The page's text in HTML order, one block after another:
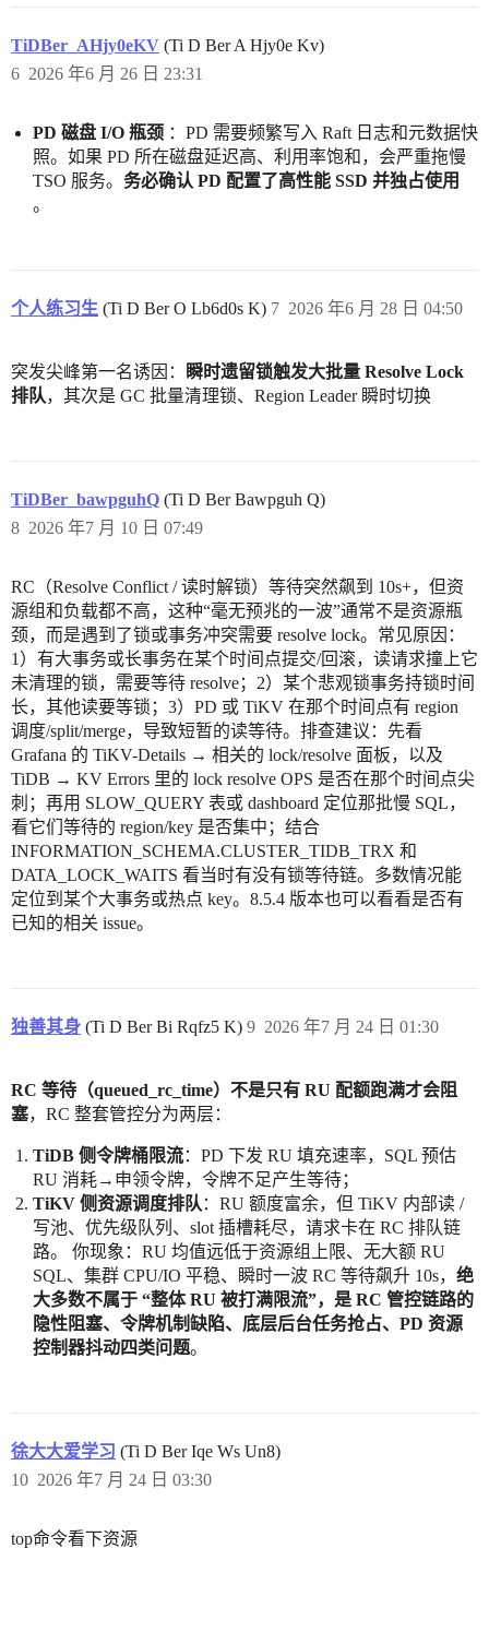
TiDBer_AHjy0eKV (Ti D Ber A Hjy0e Kv)
2026 年6 月 26 日 23:31
6
PD 磁盘 I/O 瓶颈 ：PD 需要频繁写入 Raft 日志和元数据快
照。如果 PD 所在磁盘延迟高、利用率饱和，会严重拖慢
TSO 服务。 务必确认 PD 配置了高性能 SSD 并独占使用
。
个人练习生 (Ti D Ber O Lb6d0s K) 2026 年6 月 28 日 04:50
7
突发尖峰第一名诱因：
瞬时遗留锁触发大批量 Resolve Lock
排队，其次是 GC 批量清理锁、Region Leader 瞬时切换
TiDBer_bawpguhQ (Ti D Ber Bawpguh Q)
2026 年7 月 10 日 07:49
8
RC（Resolve Conflict / 读时解锁）等待突然飙到 10s+，但资
源组和负载都不高，这种“毫无预兆的一波”通常不是资源瓶
颈，而是遇到了锁或事务冲突需要 resolve lock。常见原因：
1）有大事务或长事务在某个时间点提交/回滚，读请求撞上它
未清理的锁，需要等待 resolve；2）某个悲观锁事务持锁时间
长，其他读要等锁；3）PD 或 TiKV 在那个时间点有 region
调度/split/merge，导致短暂的读等待。排查建议：先看
Grafana 的 TiKV-Details → 相关的 lock/resolve 面板，以及
TiDB → KV Errors 里的 lock resolve OPS 是否在那个时间点尖
刺；再用 SLOW_QUERY 表或 dashboard 定位那批慢 SQL，
看它们等待的 region/key 是否集中；结合
INFORMATION_SCHEMA.CLUSTER_TIDB_TRX 和
DATA_LOCK_WAITS 看当时有没有锁等待链。多数情况能
定位到某个大事务或热点 key。8.5.4 版本也可以看看是否有
已知的相关 issue。
独善其身 (Ti D Ber Bi Rqfz5 K) 2026 年7 月 24 日 01:30
9
RC 等待（queued_rc_time）不是只有 RU 配额跑满才会阻
塞，RC 整套管控分为两层：
TiDB 侧令牌桶限流：PD 下发 RU 填充速率，SQL 预估
RU 消耗→申领令牌，令牌不足产生等待；
TiKV 侧资源调度排队 ：RU 额度富余，但 TiKV 内部读 /
写池、优先级队列、slot 插槽耗尽，请求卡在 RC 排队链
路。 你现象：RU 均值远低于资源组上限、无大额 RU
SQL、集群 CPU/IO 平稳、瞬时一波 RC 等待飙升 10s， 绝
大多数不属于 “整体 RU 被打满限流”，是 RC 管控链路的
隐性阻塞、令牌机制缺陷、底层后台任务抢占、PD 资源
控制器抖动四类问题。
徐大大爱学习 (Ti D Ber Iqe Ws Un8)
2026 年7 月 24 日 03:30
10
top命令看下资源